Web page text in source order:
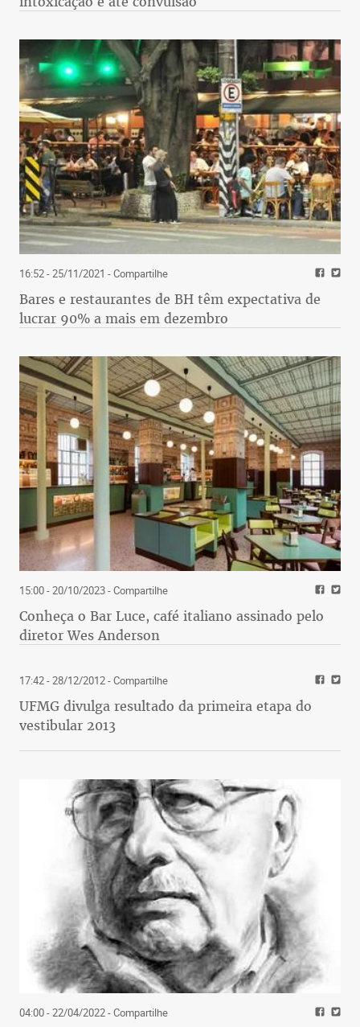
16:52 - 25/11/2021 - Compartilhe
Bares e restaurantes de BH têm expectativa de
lucrar 90% a mais em dezembro
15:00 - 20/10/2023- Compartilhe
Conheça o Bar Luce, café italiano assinado pelo
diretor Wes Anderson
17:42 - 28/12/2012- Compartilhe
UFMG divulga resultado da primeira etapa do
vestibular 2013
04:00 - 22/04/2022- Compartilhe